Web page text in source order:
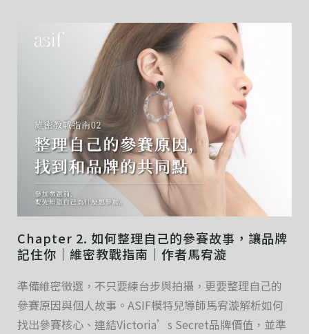
Chapter 2. 如何整理自己的參賽故事，讓品牌
記住你｜維密教戰指南｜作者馬宥漩
準備維密徵選，不只要練台步與拍攝，更要整理自己的
參賽原因與個人故事。ASIF模特兒導師馬宥漩解析如何
找出參賽核心、連結Victoria’s Secret品牌價值，並準